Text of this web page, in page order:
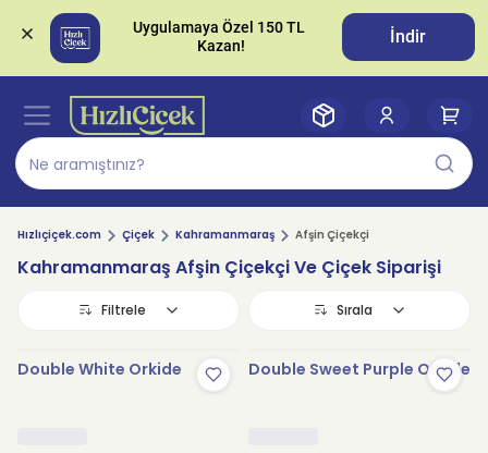
Uygulamaya Özel 150 TL
İndir
Hızlıçiçek.com Çiçek Kahramanmaraş Afşin Çiçekçi
Kahramanmaraş Afşin Çiçekçi Ve Çiçek Siparişi
Filtrele Sırala
Double White Orkide Double Sweet Purple Orkide